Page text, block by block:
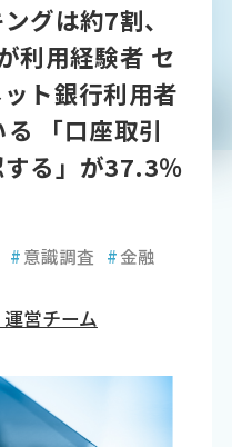
グは約7割、
利用経験者 セ
ト銀行利用者
「口座取引
る」が37.3％
#意識調査 #金融
営チーム